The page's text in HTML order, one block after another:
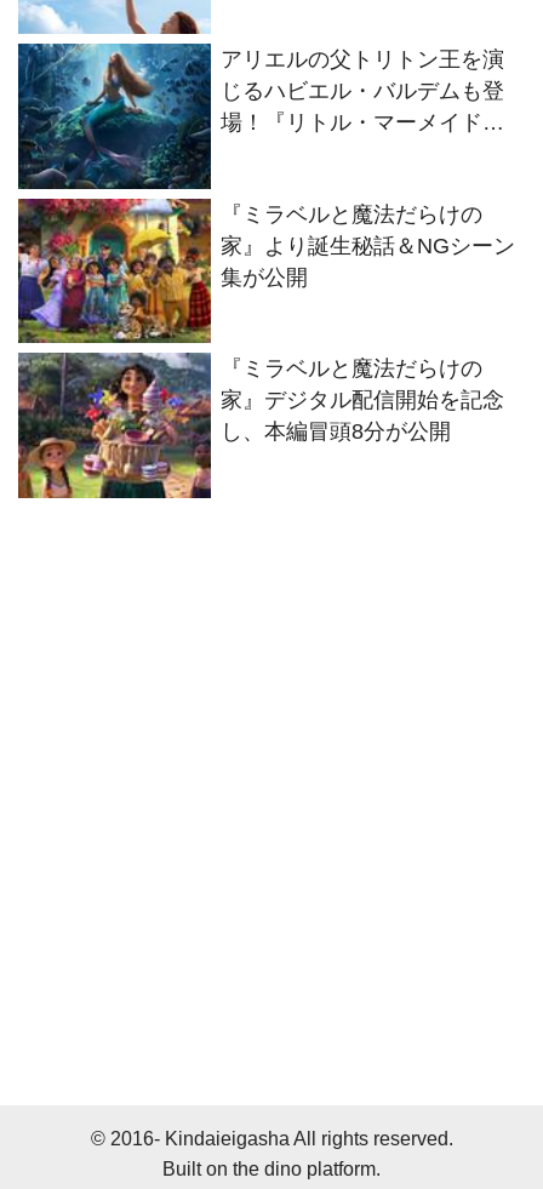
アリエルの父トリトン王を演
じるハビエル・バルデムも登
場！『リトル・マーメイド』
『ミラベルと魔法だらけの
家』より誕生秘話＆NGシーン
集が公開
『ミラベルと魔法だらけの
家』デジタル配信開始を記念
し、本編冒頭8分が公開
© 2016- Kindaieigasha All rights reserved.
Built on the dino platform.